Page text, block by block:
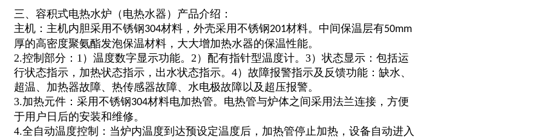
三、容积式电热水炉（电热水器）产品介绍：
主机：主机内胆采用不锈钢304材料，外壳采用不锈钢201材料。中间保温层有50mm
厚的高密度聚氨酯发泡保温材料，大大增加热水器的保温性能。
2.控制部分：1）温度数字显示功能。2）配有指针型温度计。3）状态显示：包括运
行状态指示，加热状态指示，出水状态指示。4）故障报警指示及反馈功能：缺水、
超温、加热器故障、热传感器故障、水电极故障以及超压报警。
3.加热元件：采用不锈钢304材料电加热管。电热管与炉体之间采用法兰连接，方便
于用户日后的安装和维修。
4.全自动温度控制：当炉内温度到达预设定温度后，加热管停止加热，设备自动进入